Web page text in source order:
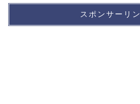
スポンサーリ